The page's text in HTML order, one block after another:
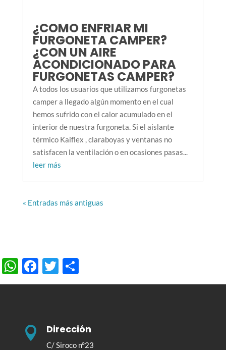
¿COMO ENFRIAR MI
FURGONETA CAMPER?
¿CON UN AIRE
ACONDICIONADO PARA
FURGONETAS CAMPER?
A todos los usuarios que utilizamos furgonetas
camper a llegado algún momento en el cual
hemos sufrido con el calor acumulado en el
interior de nuestra furgoneta. Si el aislante
térmico Kaiflex , claraboyas y ventanas no
satisfacen la ventilación o en ocasiones pasas...
leer más
« Entradas más antiguas
WhatsApp
Facebook
Twitter
 Dirección
C/ Siroco n°23